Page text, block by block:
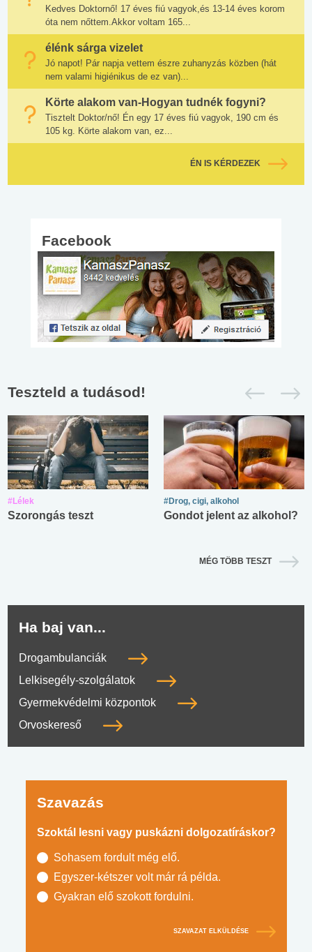
Kedves Doktornő! 17 éves fiú vagyok,és 13-14 éves korom
óta nem nőttem.Akkor voltam 165...
élénk sárga vizelet
Jó napot! Pár napja vettem észre zuhanyzás közben (hát
nem valami higiénikus de ez van)...
Körte alakom van-Hogyan tudnék fogyni?
Tisztelt Doktor/nő! Én egy 17 éves fiú vagyok, 190 cm és
105 kg. Körte alakom van, ez...
ÉN IS KÉRDEZEK
Facebook
Teszteld a tudásod!
#Lélek
Szorongás teszt
#Drog, cigi, alkohol
Gondot jelent az alkohol?
MÉG TÖBB TESZT
Ha baj van...
Drogambulanciák
Lelkisegély-szolgálatok
Gyermekvédelmi központok
Orvoskereső
Szavazás
Szoktál lesni vagy puskázni dolgozatíráskor?
Sohasem fordult még elő.
Egyszer-kétszer volt már rá példa.
Gyakran elő szokott fordulni.
SZAVAZAT ELKÜLDÉSE